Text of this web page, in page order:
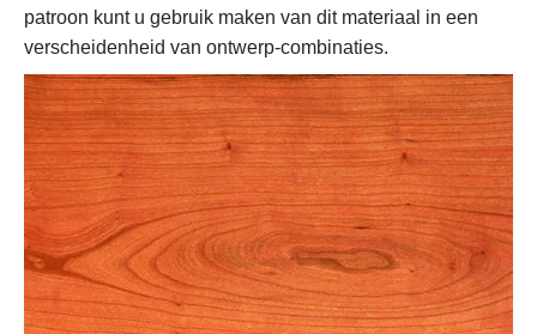
patroon kunt u gebruik maken van dit materiaal in een
verscheidenheid van ontwerp-combinaties.